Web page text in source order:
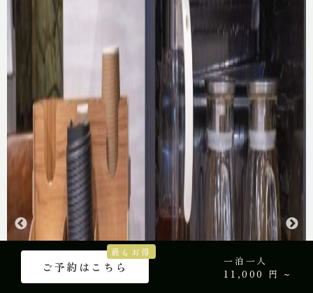
最もお得
ご予約はこちら
一泊一人
11,000 円 ~